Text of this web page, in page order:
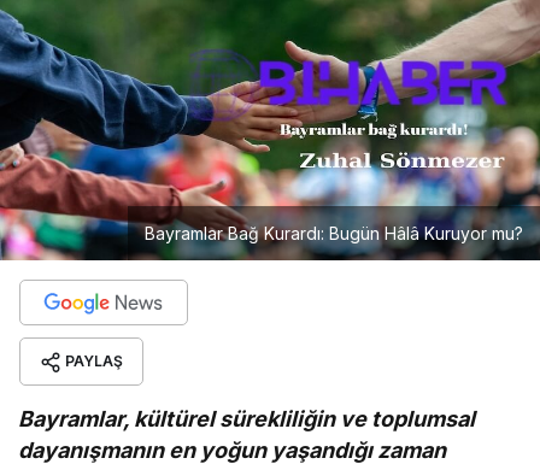
Bayramlar Bağ Kurardı: Bugün Hâlâ Kuruyor mu?
PAYLAŞ
Bayramlar, kültürel sürekliliğin ve toplumsal
dayanışmanın en yoğun yaşandığı zaman